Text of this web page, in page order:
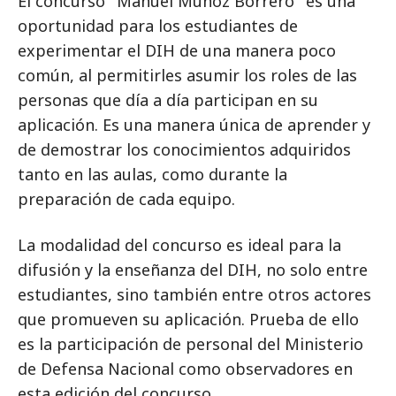
oportunidad para los estudiantes de
experimentar el DIH de una manera poco
común, al permitirles asumir los roles de las
personas que día a día participan en su
aplicación. Es una manera única de aprender y
de demostrar los conocimientos adquiridos
tanto en las aulas, como durante la
preparación de cada equipo.
La modalidad del concurso es ideal para la
difusión y la enseñanza del DIH, no solo entre
estudiantes, sino también entre otros actores
que promueven su aplicación. Prueba de ello
es la participación de personal del Ministerio
de Defensa Nacional como observadores en